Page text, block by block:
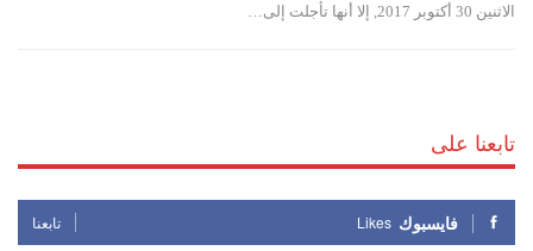
الاثنين 30 أكتوبر 2017, إلا أنها تأجلت إلى…
تابعنا على
فايسبوك Likes تابعنا